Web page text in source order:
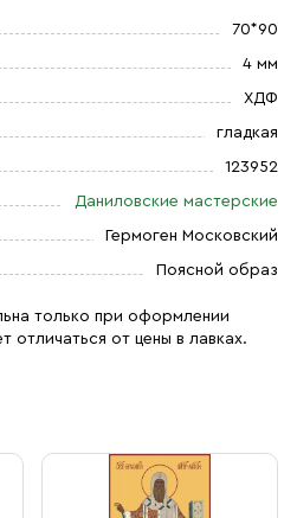
70*90
4 мм
ХДФ
гладкая
123952
Даниловские мастерские
Гермоген Московский
Поясной образ
только при оформлении
отличаться от цены в лавках.